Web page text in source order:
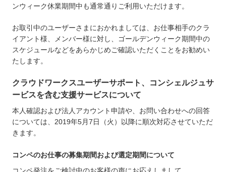
ンウィーク休業期間中も通常通りご利用いただけます。
お取引中のユーザーさまにおかれましては、お仕事相手のクラ
イアント様、メンバー様に対し、ゴールデンウィーク期間中の
スケジュールなどをあらかじめご確認いただくことをお勧めい
たします。
クラウドワークスユーザーサポート、コンシェルジュサ
ービスを含む支援サービスについて
本人確認および法人アカウント申請や、お問い合わせへの回答
については、2019年5月7日（火）以降に順次対応させていただ
きます。
コンペのお仕事の募集期間および選定期間について